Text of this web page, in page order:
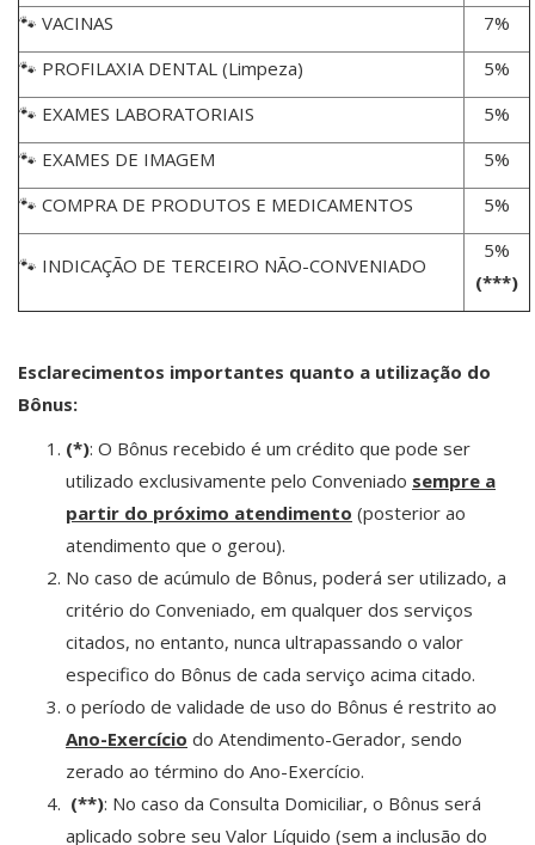
🐾 VACINAS
7%
🐾 PROFILAXIA DENTAL (Limpeza)
5%
🐾 EXAMES LABORATORIAIS
5%
🐾 EXAMES DE IMAGEM
5%
🐾 COMPRA DE PRODUTOS E MEDICAMENTOS
5%
🐾 INDICAÇÃO DE TERCEIRO NÃO-CONVENIADO
5%
(***)
Esclarecimentos importantes quanto a utilização do
Bônus:
(*): O Bônus recebido é um crédito que pode ser
utilizado exclusivamente pelo Conveniado sempre a
partir do próximo atendimento (posterior ao
atendimento que o gerou).
No caso de acúmulo de Bônus, poderá ser utilizado, a
critério do Conveniado, em qualquer dos serviços
citados, no entanto, nunca ultrapassando o valor
especifico do Bônus de cada serviço acima citado.
o período de validade de uso do Bônus é restrito ao
Ano-Exercício do Atendimento-Gerador, sendo
zerado ao término do Ano-Exercício.
(**): No caso da Consulta Domiciliar, o Bônus será
aplicado sobre seu Valor Líquido (sem a inclusão do